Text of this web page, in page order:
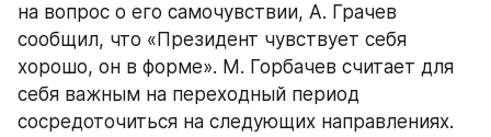
на вопрос о его самочувствии, А. Грачев
сообщил, что «Президент чувствует себя
хорошо, он в форме». М. Горбачев считает для
себя важным на переходный период
сосредоточиться на следующих направлениях.